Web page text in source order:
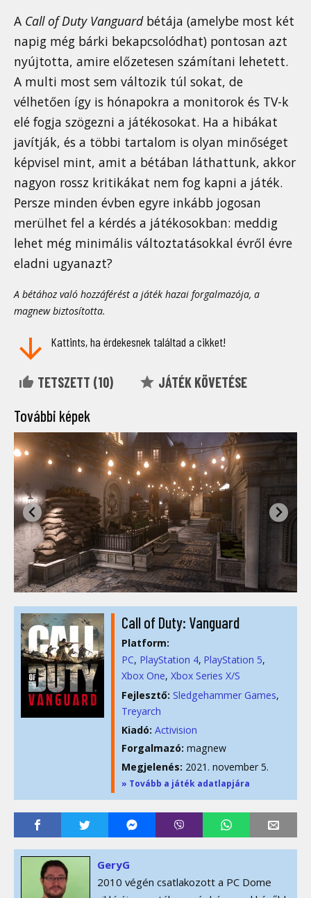
A Call of Duty Vanguardbétája (amelybe most két
napig még bárki bekapcsolódhat) pontosan azt
nyújtotta, amire előzetesen számítani lehetett.
A multi most sem változik túl sokat, de
vélhetően így is hónapokra a monitorok és TV-k
elé fogja szögezni a játékosokat. Ha a hibákat
javítják, és a többi tartalom is olyan minőséget
képvisel mint, amit a bétában láthattunk, akkor
nagyon rossz kritikákat nem fog kapni a játék.
Persze minden évben egyre inkább jogosan
merülhet fel a kérdés a játékosokban: meddig
lehet még minimális változtatásokkal évről évre
eladni ugyanazt?
A bétához való hozzáférést a játék hazai forgalmazója, a
magnew biztosította.
Kattints, ha érdekesnek találtad a cikket!
TETSZETT (10) JÁTÉK KÖVETÉSE
További képek
Call of Duty: Vanguard
Platform:
PC PlayStation 4 PlayStation 5
Xbox One Xbox Series X/S
Fejlesztő: Sledgehammer Games,
Treyarch
Kiadó: Activision
Forgalmazó: magnew
Megjelenés: 2021. november 5.
» Tovább a játék adatlapjára
GeryG
2010 végén csatlakozott a PC Dome